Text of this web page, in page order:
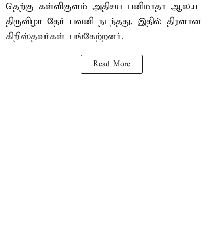
தெற்கு கள்ளிகுளம் அதிசய பனிமாதா ஆலய
திருவிழா தேர் பவனி நடந்தது. இதில் திரளான
கிறிஸ்தவர்கள் பங்கேற்றனர்.
Read More